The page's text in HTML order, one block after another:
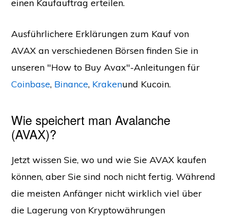
einen Kaufauftrag erteilen.
Ausführlichere Erklärungen zum Kauf von
AVAX an verschiedenen Börsen finden Sie in
unseren "How to Buy Avax"-Anleitungen für
Coinbase, Binance, Krakenund Kucoin.
Wie speichert man Avalanche
(AVAX)?
Jetzt wissen Sie, wo und wie Sie AVAX kaufen
können, aber Sie sind noch nicht fertig. Während
die meisten Anfänger nicht wirklich viel über
die Lagerung von Kryptowährungen